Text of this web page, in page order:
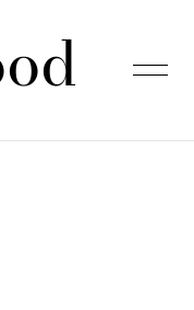
ostukorvi